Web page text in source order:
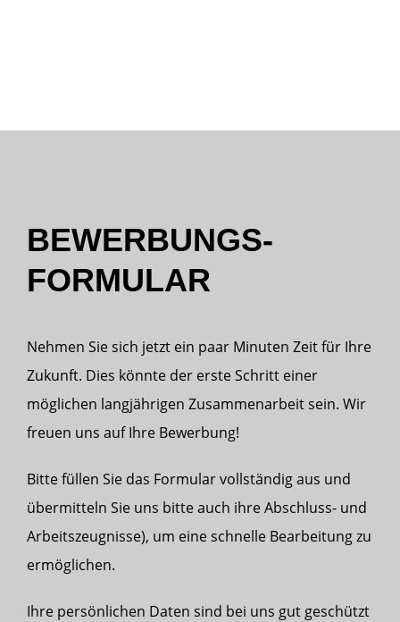
BEWERBUNGS-
FORMULAR
Nehmen Sie sich jetzt ein paar Minuten Zeit für Ihre
Zukunft. Dies könnte der erste Schritt einer
möglichen langjährigen Zusammenarbeit sein. Wir
freuen uns auf Ihre Bewerbung!
Bitte füllen Sie das Formular vollständig aus und
übermitteln Sie uns bitte auch ihre Abschluss- und
Arbeitszeugnisse), um eine schnelle Bearbeitung zu
ermöglichen.
Ihre persönlichen Daten sind bei uns gut geschützt